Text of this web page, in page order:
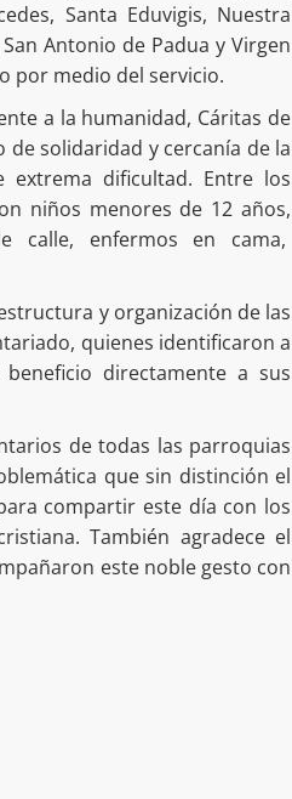
Santa Eduvigis, Nuestra
Antonio de Padua y Virgen
por medio del servicio.
a la humanidad, Cáritas de
solidaridad y cercanía de la
extrema dificultad. Entre los
niños menores de 12 años,
calle, enfermos en cama,
y organización de las
quienes identificaron a
directamente a sus
de todas las parroquias
que sin distinción el
compartir este día con los
También agradece el
este noble gesto con